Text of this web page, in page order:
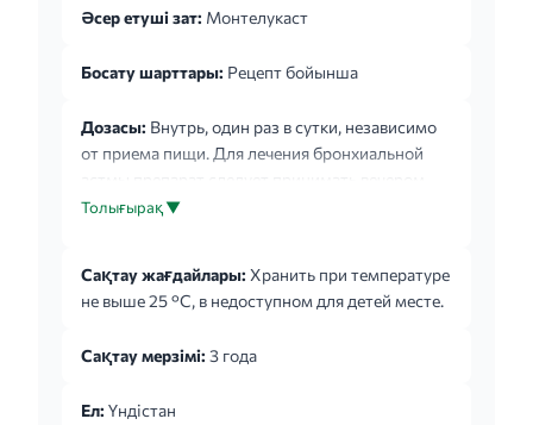
Әсер етуші зат: Монтелукаст
Босату шарттары: Рецепт бойынша
Дозасы: Внутрь, один раз в сутки, независимо
от приема пищи. Для лечения бронхиальной
При лечении аллергических ринитов препарат
1 таблетке (10 мг) в сутки. Общие
рекомендации: терапевтическое действие
отражающие течение бронхиальной астмы
следует продолжать прием препарата
Толығырақ ▼
Сақтау жағдайлары: Хранить при температуре
не выше 25 °С, в недоступном для детей месте.
Сақтау мерзімі: 3 года
Ел: Үндістан